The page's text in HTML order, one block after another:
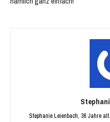
Stephanie Leienbach, 36 Jahre